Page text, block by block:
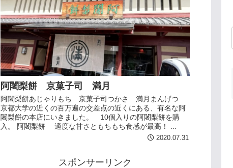
阿闍梨餅 京菓子司 満月
阿闍梨餅あじゃりもち 京菓子司つかさ 満月まんげつ
京都大学の近くの百万遍の交差点の近くにある、有名な阿
闍梨餅の本店にいきました。 10個入りの阿闍梨餅を購
入。 阿闍梨餅 適度な甘さともちもち食感が最高！ ...
2020.07.31
スポンサーリンク